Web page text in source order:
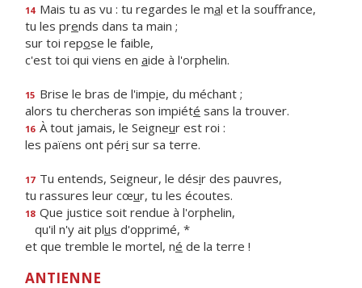
14 Mais tu as vu : tu regardes le mal et la souffrance,
tu les prends dans ta main ;
sur toi repose le faible,
c'est toi qui viens en aide à l'orphelin.
15 Brise le bras de l'impie, du méchant ;
alors tu chercheras son impiété sans la trouver.
16 À tout jamais, le Seigneur est roi :
les païens ont péri sur sa terre.
17 Tu entends, Seigneur, le désir des pauvres,
tu rassures leur cœur, tu les écoutes.
18 Que justice soit rendue à l'orphelin,
qu'il n'y ait plus d'opprimé, *
et que tremble le mortel, né de la terre !
ANTIENNE